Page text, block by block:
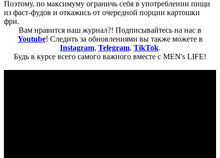
Поэтому, по максимуму ограничь себя в употреблении пищи
из фаст-фудов и откажись от очередной порции картошки
фри.
Вам нравится наш журнал?! Подписывайтесь на нас в
Youtube! Следить за обновлениями вы также можете в
Instagram, Telegram, TikTok.
Будь в курсе всего самого важного вместе с MEN's LIFE!